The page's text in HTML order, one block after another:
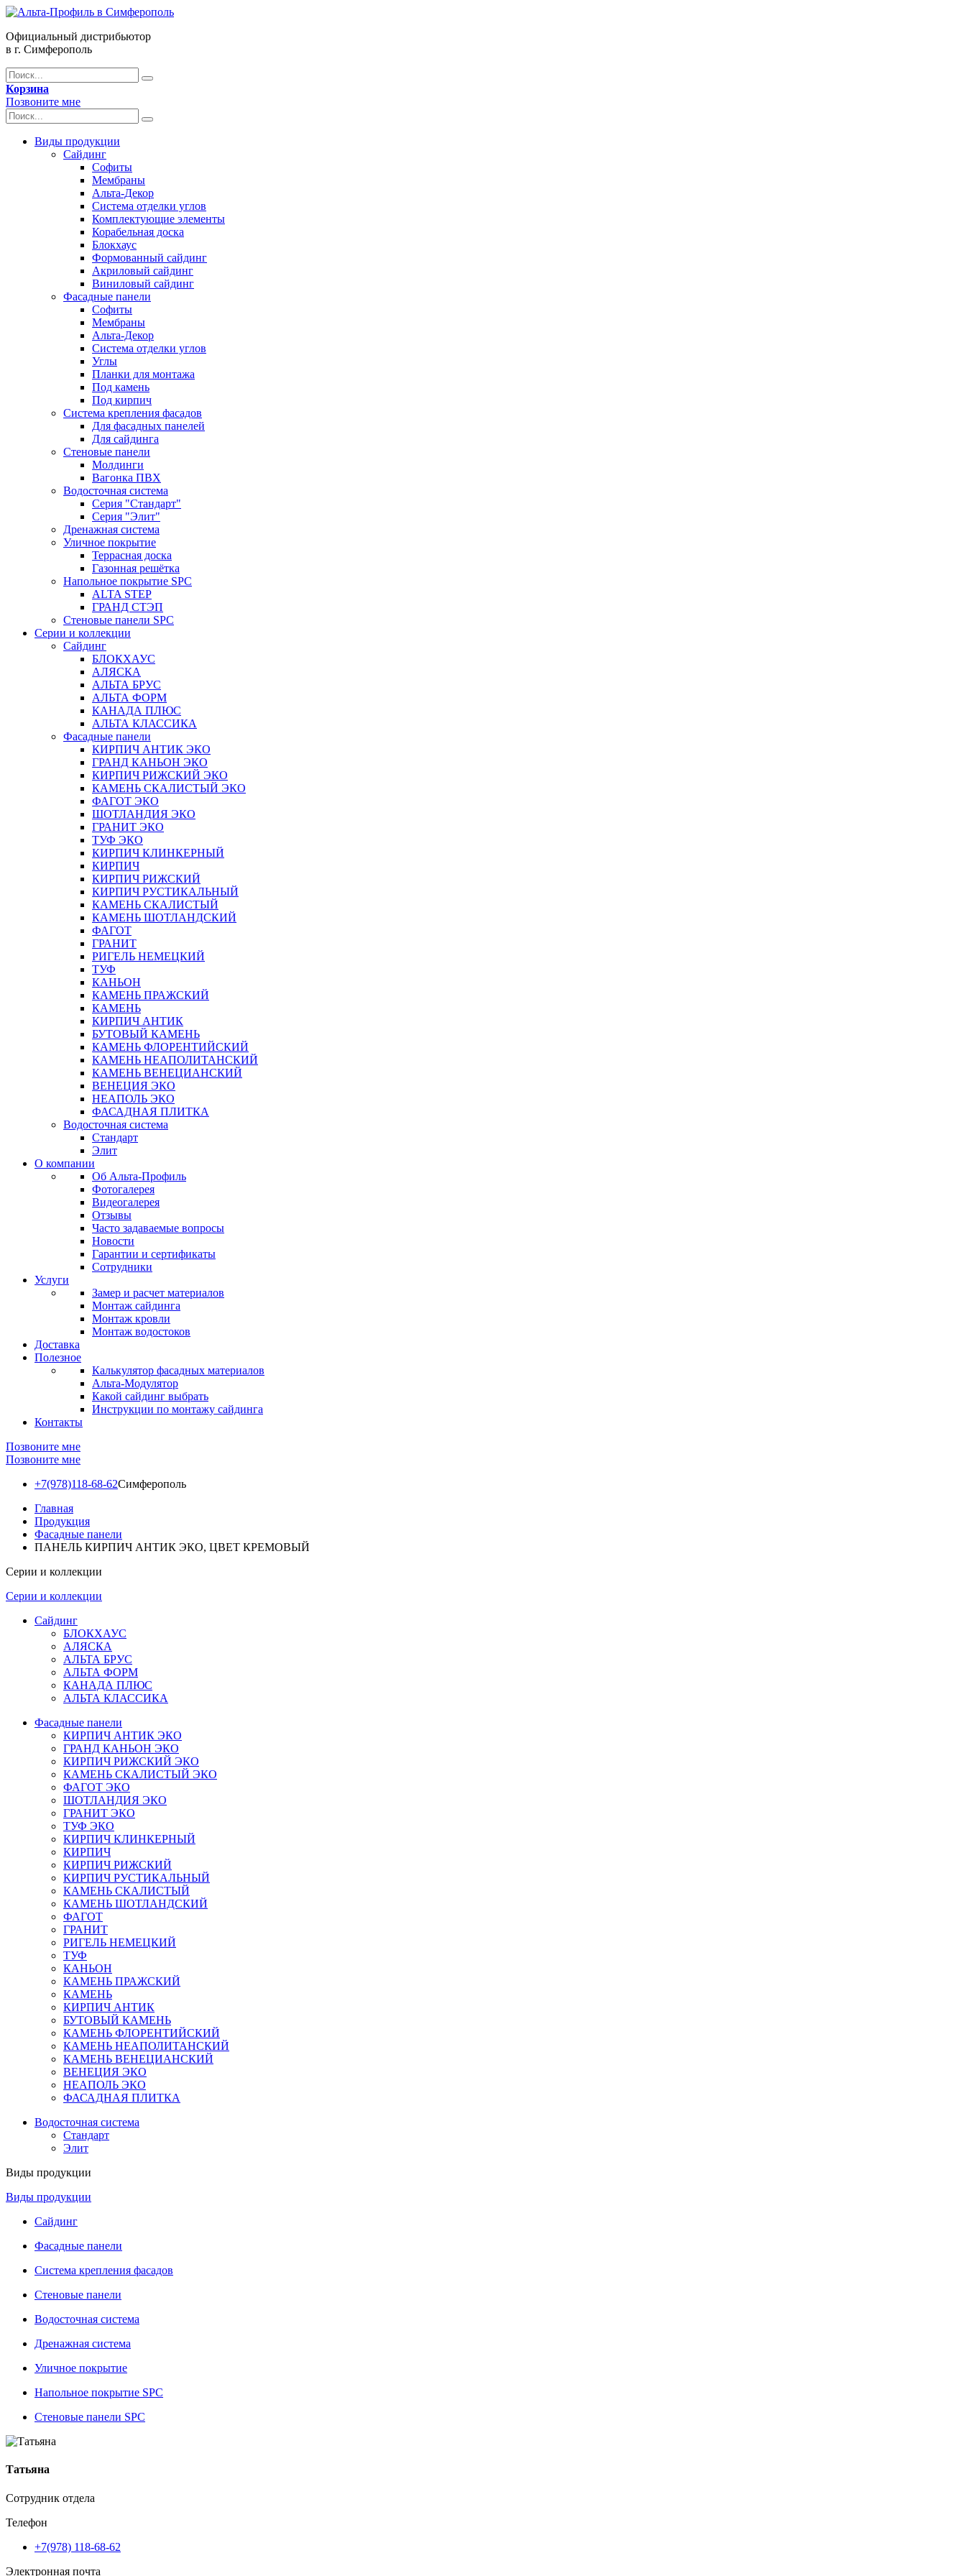
Официальный дистрибьютор
в г. Симферополь
Корзина
Позвоните мне
Виды продукции
Сайдинг
Софиты
Мембраны
Альта-Декор
Система отделки углов
Комплектующие элементы
Корабельная доска
Блокхаус
Формованный сайдинг
Акриловый сайдинг
Виниловый сайдинг
Фасадные панели
Софиты
Мембраны
Альта-Декор
Система отделки углов
Углы
Планки для монтажа
Под камень
Под кирпич
Система крепления фасадов
Для фасадных панелей
Для сайдинга
Стеновые панели
Молдинги
Вагонка ПВХ
Водосточная система
Серия "Стандарт"
Серия "Элит"
Дренажная система
Уличное покрытие
Террасная доска
Газонная решётка
Напольное покрытие SPC
ALTA STEP
ГРАНД СТЭП
Стеновые панели SPC
Серии и коллекции
Сайдинг
БЛОКХАУС
АЛЯСКА
АЛЬТА БРУС
АЛЬТА ФОРМ
КАНАДА ПЛЮС
АЛЬТА КЛАССИКА
Фасадные панели
КИРПИЧ АНТИК ЭКО
ГРАНД КАНЬОН ЭКО
КИРПИЧ РИЖСКИЙ ЭКО
КАМЕНЬ СКАЛИСТЫЙ ЭКО
ФАГОТ ЭКО
ШОТЛАНДИЯ ЭКО
ГРАНИТ ЭКО
ТУФ ЭКО
КИРПИЧ КЛИНКЕРНЫЙ
КИРПИЧ
КИРПИЧ РИЖСКИЙ
КИРПИЧ РУСТИКАЛЬНЫЙ
КАМЕНЬ СКАЛИСТЫЙ
КАМЕНЬ ШОТЛАНДСКИЙ
ФАГОТ
ГРАНИТ
РИГЕЛЬ НЕМЕЦКИЙ
ТУФ
КАНЬОН
КАМЕНЬ ПРАЖСКИЙ
КАМЕНЬ
КИРПИЧ АНТИК
БУТОВЫЙ КАМЕНЬ
КАМЕНЬ ФЛОРЕНТИЙСКИЙ
КАМЕНЬ НЕАПОЛИТАНСКИЙ
КАМЕНЬ ВЕНЕЦИАНСКИЙ
ВЕНЕЦИЯ ЭКО
НЕАПОЛЬ ЭКО
ФАСАДНАЯ ПЛИТКА
Водосточная система
Стандарт
Элит
О компании
Об Альта-Профиль
Фотогалерея
Видеогалерея
Отзывы
Часто задаваемые вопросы
Новости
Гарантии и сертификаты
Сотрудники
Услуги
Замер и расчет материалов
Монтаж сайдинга
Монтаж кровли
Монтаж водостоков
Доставка
Полезное
Калькулятор фасадных материалов
Альта-Модулятор
Какой сайдинг выбрать
Инструкции по монтажу сайдинга
Контакты
Позвоните мне
Позвоните мне
+7(978)118-68-62Симферополь
Главная
Продукция
Фасадные панели
ПАНЕЛЬ КИРПИЧ АНТИК ЭКО, ЦВЕТ КРЕМОВЫЙ
Серии и коллекции
Серии и коллекции
Сайдинг
БЛОКХАУС
АЛЯСКА
АЛЬТА БРУС
АЛЬТА ФОРМ
КАНАДА ПЛЮС
АЛЬТА КЛАССИКА
Фасадные панели
КИРПИЧ АНТИК ЭКО
ГРАНД КАНЬОН ЭКО
КИРПИЧ РИЖСКИЙ ЭКО
КАМЕНЬ СКАЛИСТЫЙ ЭКО
ФАГОТ ЭКО
ШОТЛАНДИЯ ЭКО
ГРАНИТ ЭКО
ТУФ ЭКО
КИРПИЧ КЛИНКЕРНЫЙ
КИРПИЧ
КИРПИЧ РИЖСКИЙ
КИРПИЧ РУСТИКАЛЬНЫЙ
КАМЕНЬ СКАЛИСТЫЙ
КАМЕНЬ ШОТЛАНДСКИЙ
ФАГОТ
ГРАНИТ
РИГЕЛЬ НЕМЕЦКИЙ
ТУФ
КАНЬОН
КАМЕНЬ ПРАЖСКИЙ
КАМЕНЬ
КИРПИЧ АНТИК
БУТОВЫЙ КАМЕНЬ
КАМЕНЬ ФЛОРЕНТИЙСКИЙ
КАМЕНЬ НЕАПОЛИТАНСКИЙ
КАМЕНЬ ВЕНЕЦИАНСКИЙ
ВЕНЕЦИЯ ЭКО
НЕАПОЛЬ ЭКО
ФАСАДНАЯ ПЛИТКА
Водосточная система
Стандарт
Элит
Виды продукции
Виды продукции
Сайдинг
Фасадные панели
Система крепления фасадов
Стеновые панели
Водосточная система
Дренажная система
Уличное покрытие
Напольное покрытие SPC
Стеновые панели SPC
Татьяна
Сотрудник отдела
Телефон
+7(978) 118-68-62
Электронная почта